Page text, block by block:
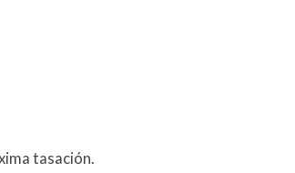
tasación.